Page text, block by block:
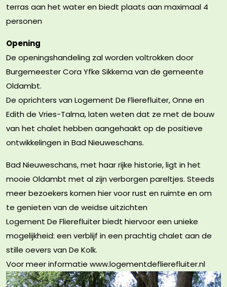
terras aan het water en biedt plaats aan maximaal 4
personen
Opening
De openingshandeling zal worden voltrokken door
Burgemeester Cora Yfke Sikkema van de gemeente
Oldambt.
De oprichters van Logement De Flierefluiter, Onne en
Edith de Vries-Talma, laten weten dat ze met de bouw
van het chalet hebben aangehaakt op de positieve
ontwikkelingen in Bad Nieuweschans.
Bad Nieuweschans, met haar rijke historie, ligt in het
mooie Oldambt met al zijn verborgen pareltjes. Steeds
meer bezoekers komen hier voor rust en ruimte en om
te genieten van de weidse uitzichten
Logement De Flierefluiter biedt hiervoor een unieke
mogelijkheid: een verblijf in een prachtig chalet aan de
stille oevers van De Kolk.
Voor meer informatie www.logementdeflierefluiter.nl